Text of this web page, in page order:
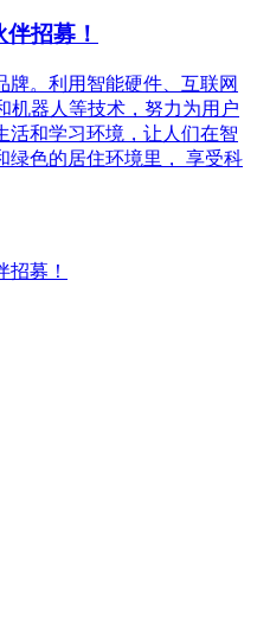
招募！
牌。利用智能硬件、互联网
机器人等技术，努力为用户
活和学习环境，让人们在智
绿色的居住环境里， 享受科